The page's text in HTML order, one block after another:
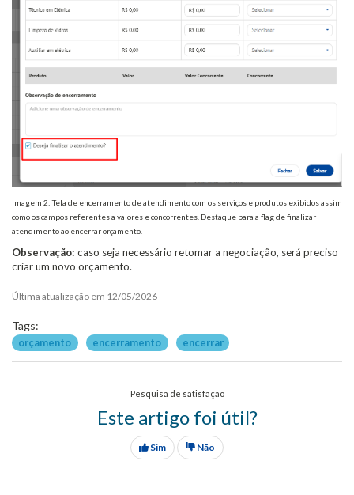
Imagem 2: Tela de encerramento de atendimento com os serviços e produtos exibidos assim
como os campos referentes a valores e concorrentes. Destaque para a flag de finalizar
atendimento ao encerrar orçamento.
Observação: caso seja necessário retomar a negociação, será preciso
criar um novo orçamento.
Última atualização em 12/05/2026
Tags:
orçamento encerramento encerrar
Pesquisa de satisfação
Este artigo foi útil?
Sim Não